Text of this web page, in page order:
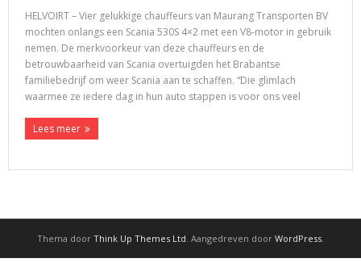
HELVOIRT – Vier gelukkige chauffeurs van Maurang Transporten BV
mochten onlangs een Scania 530S 4×2 met een V8-motor in gebruik
nemen. De merkvoorkeur van deze chauffeurs en de
betrouwbaarheid van Scania overtuigden het Brabantse
familiebedrijf om weer Scania aan te schaffen. “Die glimlach
waarmee ze iedere dag in hun auto stappen is voor ons veel
Lees meer
Thema door Think Up Themes Ltd . Aangedreven door WordPress